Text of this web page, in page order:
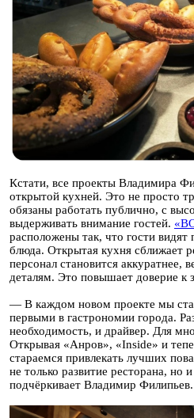
Кстати, все проекты Владимира
открытой кухней. Это не просто
обязаны работать публично, с
выдерживать внимание гостей.
расположены так, что гости видят
блюда. Открытая кухня сближает
персонал становится аккуратнее,
деталям. Это повышает доверие к
— В каждом новом проекте мы
первыми в гастрономии города.
необходимость, и драйвер. Для
Открывая «Анров», «Inside» и
стараемся привлекать лучших
не только развитие ресторана, но
подчёркивает Владимир Филипьев.